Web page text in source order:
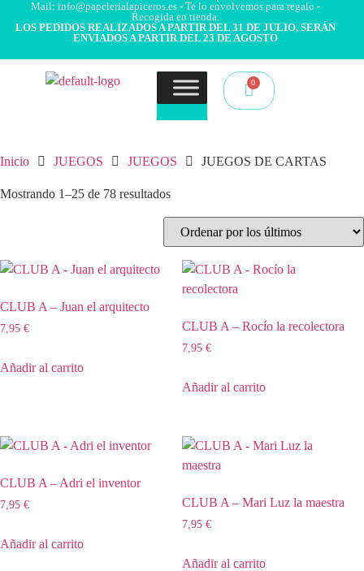
Mail: info@papelerialapiceros.es - Te lo envolvemos para regalo -
Recogida en tienda.
LOS PEDIDOS REALIZADOS A PARTIR DEL 31 DE JULIO, SERÁN
ENVIADOS A PARTIR DEL 23 DE AGOSTO
Inicio JUEGOS JUEGOS JUEGOS DE CARTAS
Mostrando 1–25 de 78 resultados
CLUB A – Juan el arquitecto
7,95 €
Añadir al carrito
CLUB A – Rocío la recolectora
7,95 €
Añadir al carrito
CLUB A – Adri el inventor
7,95 €
Añadir al carrito
CLUB A – Mari Luz la maestra
7,95 €
Añadir al carrito